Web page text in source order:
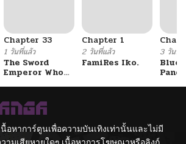
Chapter 33
1 วันที่แล้ว
The Sword
Emperor Who
จักรพรรดิเทพดาบ
ผงาดเหนือชาติภพ
Chapter 1
2 วันที่แล้ว
FamiRes Iko.
3 วันที่
Blue
อหาการ์ตูนเพื่อความบันเทิงเท่านั้นและไม่มี